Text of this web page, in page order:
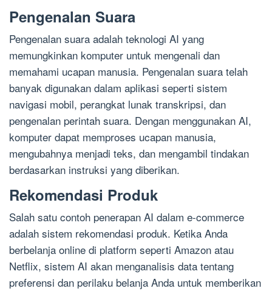
Pengenalan Suara
Pengenalan suara adalah teknologi AI yang
memungkinkan komputer untuk mengenali dan
memahami ucapan manusia. Pengenalan suara telah
banyak digunakan dalam aplikasi seperti sistem
navigasi mobil, perangkat lunak transkripsi, dan
pengenalan perintah suara. Dengan menggunakan AI,
komputer dapat memproses ucapan manusia,
mengubahnya menjadi teks, dan mengambil tindakan
berdasarkan instruksi yang diberikan.
Rekomendasi Produk
Salah satu contoh penerapan AI dalam e-commerce
adalah sistem rekomendasi produk. Ketika Anda
berbelanja online di platform seperti Amazon atau
Netflix, sistem AI akan menganalisis data tentang
preferensi dan perilaku belanja Anda untuk memberikan